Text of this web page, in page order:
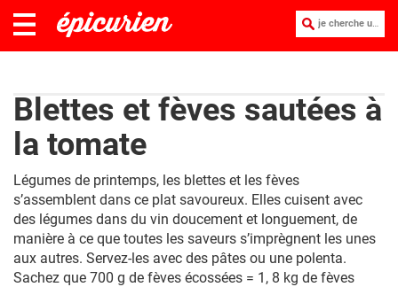
je cherche une recette :
Blettes et fèves sautées à
la tomate
Légumes de printemps, les blettes et les fèves
s’assemblent dans ce plat savoureux. Elles cuisent avec
des légumes dans du vin doucement et longuement, de
manière à ce que toutes les saveurs s’imprègnent les unes
aux autres. Servez-les avec des pâtes ou une polenta.
Sachez que 700 g de fèves écossées = 1, 8 kg de fèves